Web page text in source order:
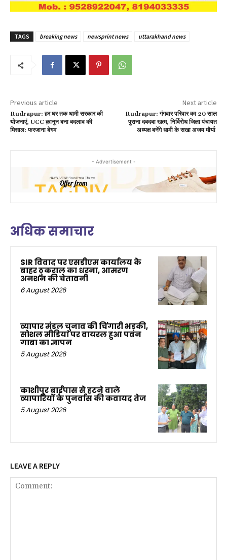
TAGS breaking news newsprint news uttarakhand news
Previous article
Rudrapur: हर घर तक धामी सरकार की
योजनाएं, UCC क़ानून बना बदलाव की
मिसाल: फरजाना बेगम
Next article
Rudrapur: गंगवार परिवार का 20 साल
पुराना दबदबा खत्म, निर्विरोध जिला पंचायत
अध्यक्ष बनेंगे धामी के सखा अजय मौर्या
- Advertisement -
अधिक समाचार
SIR विवाद पर एसडीएम कार्यालय के
बाहर ठुकराल का धरना, आमरण
अनशन की चेतावनी
6 August 2026
व्यापार मंडल चुनाव की चिंगारी भड़की,
सोशल मीडिया पर वायरल हुआ पवन
गाबा का ज्ञापन
5 August 2026
काशीपुर बाईपास से हटने वाले
व्यापारियों के पुनर्वास की कवायद तेज
5 August 2026
LEAVE A REPLY